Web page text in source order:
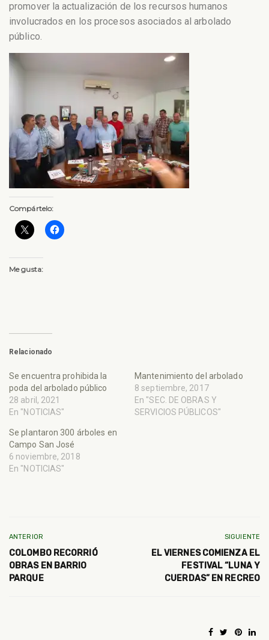
promover la actualización de los recursos humanos
involucrados en los procesos asociados al arbolado
público.
Compártelo:
Me gusta:
Relacionado
Se encuentra prohibida la
poda del arbolado público
28 abril, 2021
En "NOTICIAS"
Mantenimiento del arbolado
8 septiembre, 2017
En "SEC. DE OBRAS Y
SERVICIOS PÚBLICOS"
Se plantaron 300 árboles en
Campo San José
6 noviembre, 2018
En "NOTICIAS"
ANTERIOR
COLOMBO RECORRIÓ
OBRAS EN BARRIO
PARQUE
SIGUIENTE
EL VIERNES COMIENZA EL
FESTIVAL “LUNA Y
CUERDAS” EN RECREO